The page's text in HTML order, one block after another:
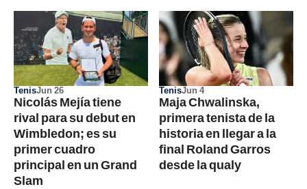
TenisJun 26
Nicolás Mejía tiene
rival para su debut en
Wimbledon; es su
primer cuadro
principal en un Grand
Slam
TenisJun 4
Maja Chwalinska,
primera tenista de la
historia en llegar a la
final Roland Garros
desde la qualy